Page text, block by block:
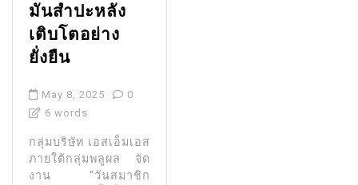
มันสำปะหลัง
เติบโตอย่าง
ยั่งยืน
May 8, 2025
0
6 words
กลุ่มบริษัท เอสเอ็มเอส
ภายใต้กลุ่มพลูผล จัด
งาน “วันสมาชิก